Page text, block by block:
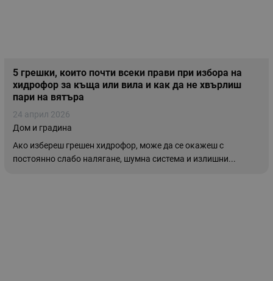
5 грешки, които почти всеки прави при избора на
хидрофор за къща или вила и как да не хвърлиш
пари на вятъра
24 април 2026
Дом и градина
Ако избереш грешен хидрофор, може да се окажеш с
постоянно слабо налягане, шумна система и излишни...